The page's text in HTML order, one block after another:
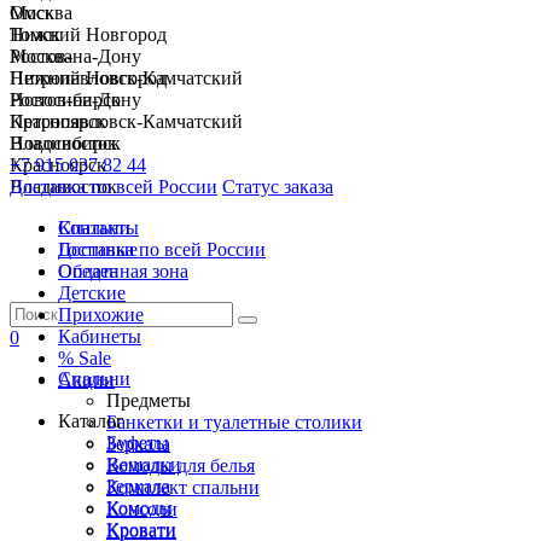
Москва
Нижний Новгород
Ростов-на-Дону
Петропавловск-Камчатский
Новосибирск
Красноярск
Владивосток
+7 915 037 82 44
Доставка по всей России Статус заказа
Спальни
Гостиные
Обеденная зона
Детские
Прихожие
Кабинеты
% Sale
Акции
Каталог
Буфеты
Вешалки
Зеркала
Комоды
Кровати
Омск
Томск
Москва
Нижний Новгород
Ростов-на-Дону
Петропавловск-Камчатский
Новосибирск
Красноярск
Владивосток
Контакты
Доставка по всей России
Оплата
0
Спальни
Предметы
Банкетки и туалетные столики
Зеркала
Комоды для белья
Комплект спальни
Консоли
Кровати